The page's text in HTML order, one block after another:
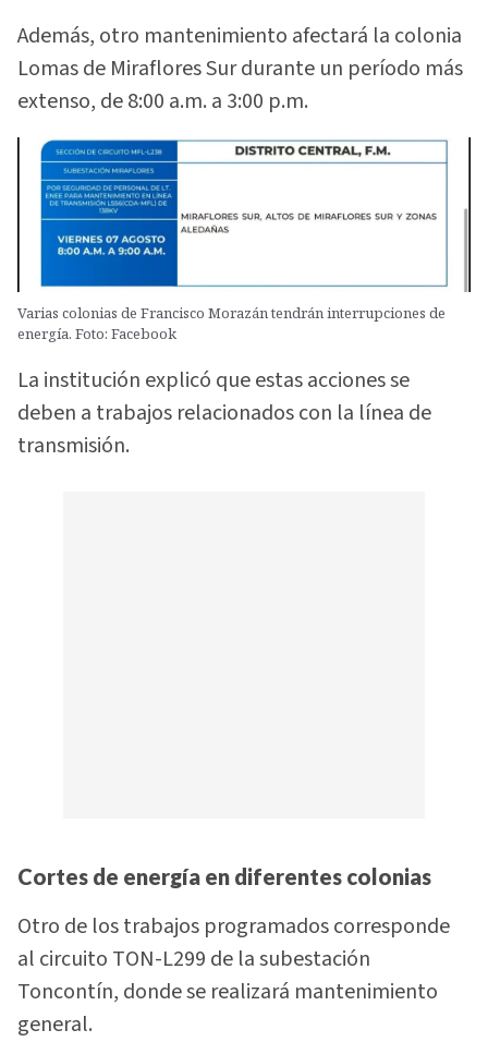
Además, otro mantenimiento afectará la colonia
Lomas de Miraflores Sur durante un período más
extenso, de 8:00 a.m. a 3:00 p.m.
Varias colonias de Francisco Morazán tendrán interrupciones de
energía. Foto: Facebook
La institución explicó que estas acciones se
deben a trabajos relacionados con la línea de
transmisión.
Cortes de energía en diferentes colonias
Otro de los trabajos programados corresponde
al circuito TON-L299 de la subestación
Toncontín, donde se realizará mantenimiento
general.